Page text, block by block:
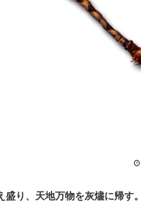
り、天地万物を灰燼に帰す。